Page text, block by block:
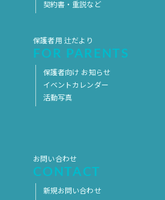
契約書・重説など
保護者用 辻だより
FOR PARENTS
保護者向け お知らせ
イベントカレンダー
活動写真
お問い合わせ
CONTACT
新規お問い合わせ